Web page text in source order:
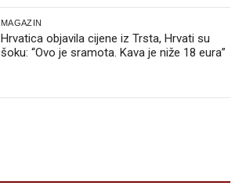
MAGAZIN
Hrvatica objavila cijene iz Trsta, Hrvati su
šoku: “Ovo je sramota. Kava je niže 18 eura”